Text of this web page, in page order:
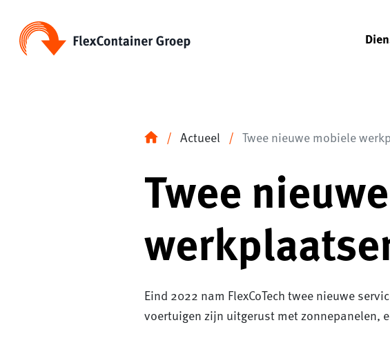
FlexContainer Groep
Actueel Twee nieuwe mobiele
Twee
Eind 2022 nam FlexCoTech twee nieuwe
voertuigen zijn uitgerust met zonnepanelen,